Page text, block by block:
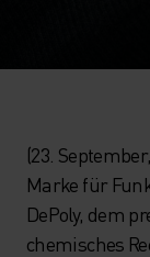
(23.
Marke für
DePoly, dem
chemisches